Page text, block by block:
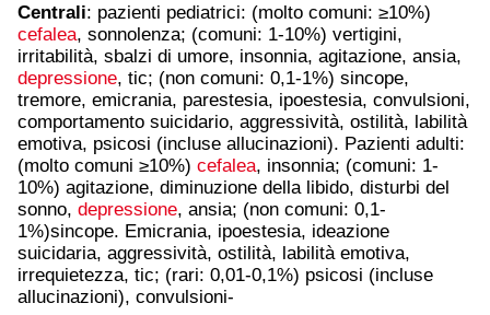
Centrali: pazienti pediatrici: (molto comuni: ≥10%)
cefalea, sonnolenza; (comuni: 1-10%) vertigini,
irritabilità, sbalzi di umore, insonnia, agitazione, ansia,
depressione, tic; (non comuni: 0,1-1%) sincope,
tremore, emicrania, parestesia, ipoestesia, convulsioni,
comportamento suicidario, aggressività, ostilità, labilità
emotiva, psicosi (incluse allucinazioni). Pazienti adulti:
(molto comuni ≥10%) cefalea, insonnia; (comuni: 1-
10%) agitazione, diminuzione della libido, disturbi del
sonno, depressione, ansia; (non comuni: 0,1-
1%)sincope. Emicrania, ipoestesia, ideazione
suicidaria, aggressività, ostilità, labilità emotiva,
irrequietezza, tic; (rari: 0,01-0,1%) psicosi (incluse
allucinazioni), convulsioni-